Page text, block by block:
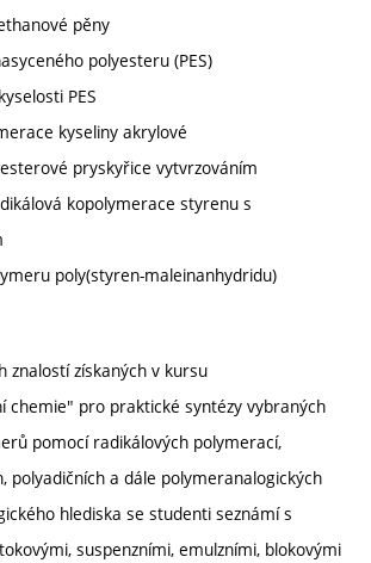
pěny
polyesteru (PES)
PES
kyseliny akrylové
pryskyřice vytvrzováním
kopolymerace styrenu s
poly(styren-maleinanhydridu)
znalostí získaných v kursu
chemie" pro praktické syntézy vybraných
pomocí radikálových polymerací,
polyadičních a dále polymeranalogických
hlediska se studenti seznámí s
suspenzními, emulzními, blokovými